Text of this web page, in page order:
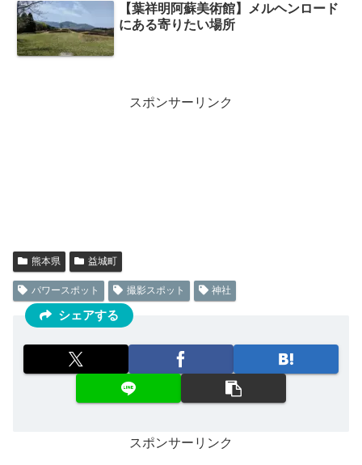
【葉祥明阿蘇美術館】メルヘンロード
にある寄りたい場所
スポンサーリンク
熊本県 益城町
パワースポット 撮影スポット 神社
シェアする
スポンサーリンク